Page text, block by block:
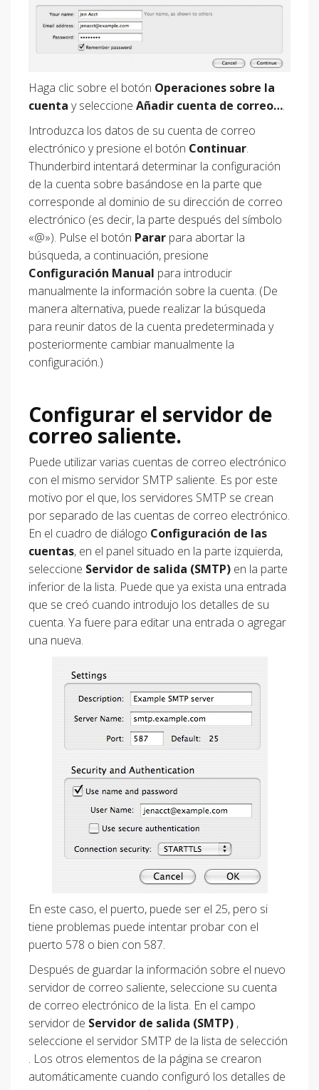
Haga clic sobre el botón Operaciones sobre la
cuenta y seleccione Añadir cuenta de correo….
Introduzca los datos de su cuenta de correo
electrónico y presione el botón Continuar.
Thunderbird intentará determinar la configuración
de la cuenta sobre basándose en la parte que
corresponde al dominio de su dirección de correo
electrónico (es decir, la parte después del símbolo
«@»). Pulse el botón Parar para abortar la
búsqueda, a continuación, presione
Configuración Manual para introducir
manualmente la información sobre la cuenta. (De
manera alternativa, puede realizar la búsqueda
para reunir datos de la cuenta predeterminada y
posteriormente cambiar manualmente la
configuración.)
Configurar el servidor de
correo saliente.
Puede utilizar varias cuentas de correo electrónico
con el mismo servidor SMTP saliente. Es por este
motivo por el que, los servidores SMTP se crean
por separado de las cuentas de correo electrónico.
En el cuadro de diálogo Configuración de las
cuentas, en el panel situado en la parte izquierda,
seleccione Servidor de salida (SMTP) en la parte
inferior de la lista. Puede que ya exista una entrada
que se creó cuando introdujo los detalles de su
cuenta. Ya fuere para editar una entrada o agregar
una nueva.
En este caso, el puerto, puede ser el 25, pero si
tiene problemas puede intentar probar con el
puerto 578 o bien con 587.
Después de guardar la información sobre el nuevo
servidor de correo saliente, seleccione su cuenta
de correo electrónico de la lista. En el campo
servidor de Servidor de salida (SMTP) ,
seleccione el servidor SMTP de la lista de selección
. Los otros elementos de la página se crearon
automáticamente cuando configuró los detalles de